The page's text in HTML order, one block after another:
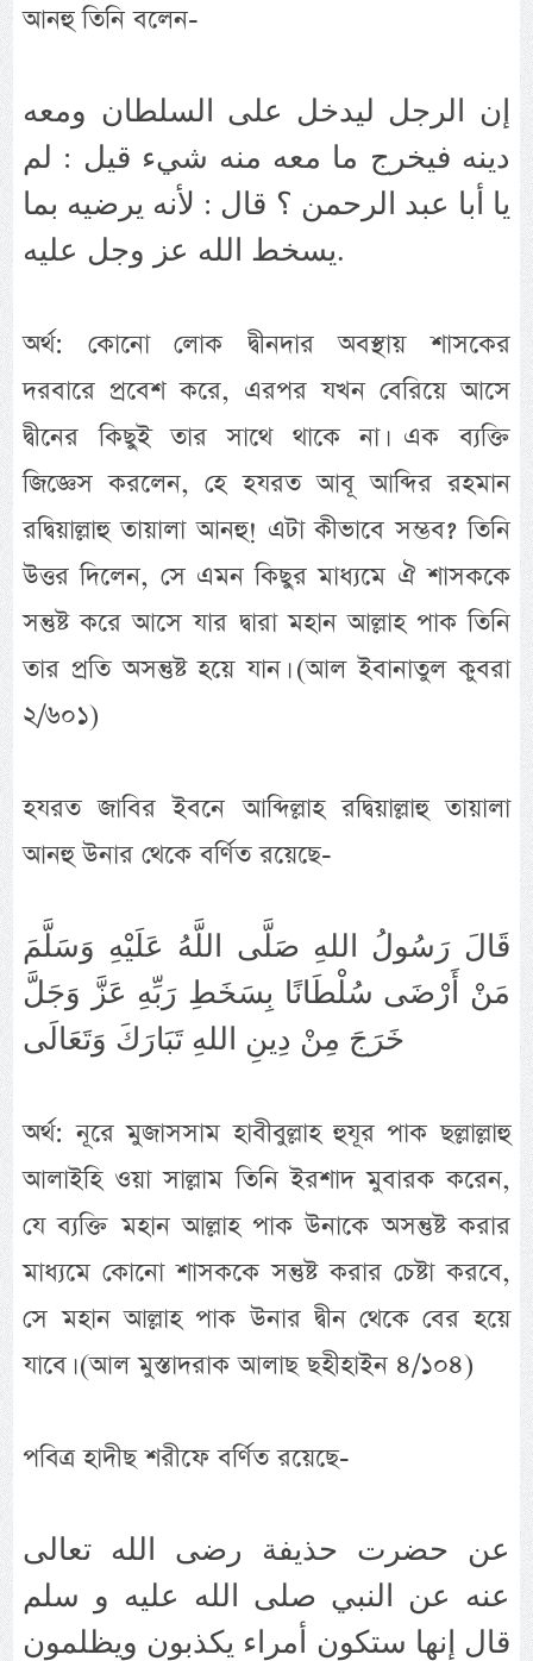
আনহু তিনি বলেন-
إن الرجل ليدخل على السلطان ومعه
دينه فيخرج ما معه منه شيء قيل : لم
يا أبا عبد الرحمن ؟ قال : لأنه يرضيه بما
يسخط الله عز وجل عليه.
অর্থ: কোনো লোক দ্বীনদার অবস্থায় শাসকের
দরবারে প্রবেশ করে, এরপর যখন বেরিয়ে আসে
দ্বীনের কিছুই তার সাথে থাকে না। এক ব্যক্তি
জিজ্ঞেস করলেন, হে হযরত আবূ আব্দির রহমান
রদ্বিয়াল্লাহু তায়ালা আনহু! এটা কীভাবে সম্ভব? তিনি
উত্তর দিলেন, সে এমন কিছুর মাধ্যমে ঐ শাসককে
সন্তুষ্ট করে আসে যার দ্বারা মহান আল্লাহ পাক তিনি
তার প্রতি অসন্তুষ্ট হয়ে যান। (আল ইবানাতুল কুবরা
২/৬০১)
হযরত জাবির ইবনে আব্দিল্লাহ রদ্বিয়াল্লাহু তায়ালা
আনহু উনার থেকে বর্ণিত রয়েছে-
قَالَ رَسُولُ اللهِ صَلَّى اللَّهُ عَلَيْهِ وَسَلَّمَ
مَنْ أَرْضَى سُلْطَانًا بِسَخَطِ رَبِّهِ عَزَّ وَجَلَّ
خَرَجَ مِنْ دِينِ اللهِ تَبَارَكَ وَتَعَالَى
অর্থ: নূরে মুজাসসাম হাবীবুল্লাহ হুযূর পাক ছল্লাল্লাহু
আলাইহি ওয়া সাল্লাম তিনি ইরশাদ মুবারক করেন,
যে ব্যক্তি মহান আল্লাহ পাক উনাকে অসন্তুষ্ট করার
মাধ্যমে কোনো শাসককে সন্তুষ্ট করার চেষ্টা করবে,
সে মহান আল্লাহ পাক উনার দ্বীন থেকে বের হয়ে
যাবে। (আল মুস্তাদরাক আলাছ ছহীহাইন ৪/১০৪)
পবিত্র হাদীছ শরীফে বর্ণিত রয়েছে-
عن حضرت حذيفة رضى الله تعالى
عنه عن النبي صلى الله عليه و سلم
قال إنها ستكون أمراء يكذبون ويظلمون